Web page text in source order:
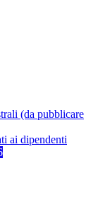
(da pubblicare
ai dipendenti